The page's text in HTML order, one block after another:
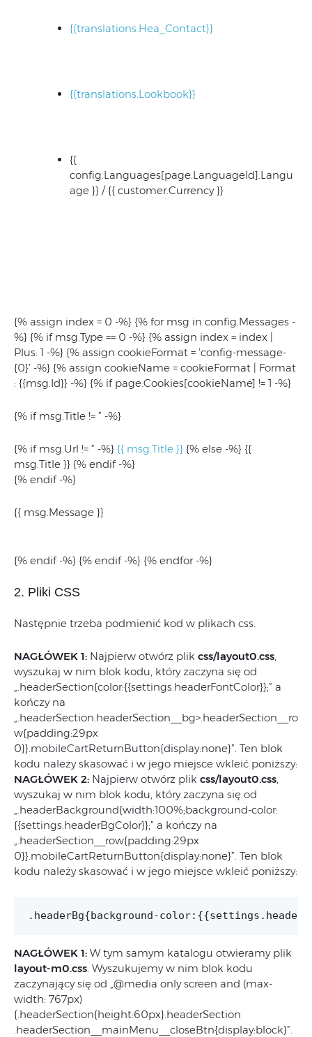
{{translations.Hea_Contact}}
{{translations.Lookbook}}
{{
config.Languages[page.LanguageId].Langu
age }} / {{ customer.Currency }}
{% assign index = 0 -%} {% for msg in config.Messages -
%} {% if msg.Type == 0 -%} {% assign index = index |
Plus: 1 -%} {% assign cookieFormat = 'config-message-
{0}’ -%} {% assign cookieName = cookieFormat | Format
: {{msg.Id}} -%} {% if page.Cookies[cookieName] != 1 -%}
{% if msg.Title != ” -%}
{% if msg.Url != ” -%} {{ msg.Title }} {% else -%} {{
msg.Title }} {% endif -%}
{% endif -%}
{{ msg.Message }}
{% endif -%} {% endif -%} {% endfor -%}
2. Pliki CSS
Następnie trzeba podmienić kod w plikach css.
NAGŁÓWEK 1: Najpierw otwórz plik css/layout0.css,
wyszukaj w nim blok kodu, który zaczyna się od
„.headerSection{color:{{settings.headerFontColor}};” a
kończy na
„.headerSection.headerSection__bg>.headerSection__ro
w{padding:29px
0}}.mobileCartReturnButton{display:none}”. Ten blok
kodu należy skasować i w jego miejsce wkleić poniższy:
NAGŁÓWEK 2: Najpierw otwórz plik css/layout0.css,
wyszukaj w nim blok kodu, który zaczyna się od
„.headerBackground{width:100%;background-color:
{{settings.headerBgColor}};” a kończy na
„.headerSection__row{padding:29px
0}}.mobileCartReturnButton{display:none}”. Ten blok
kodu należy skasować i w jego miejsce wkleić poniższy:
.headerBg{background-
NAGŁÓWEK 1: W tym samym katalogu otwieramy plik
layout-m0.css. Wyszukujemy w nim blok kodu
zaczynający się od „@media only screen and (max-
width: 767px)
{.headerSection{height:60px}.headerSection
.headerSection__mainMenu__closeBtn{display:block}”.